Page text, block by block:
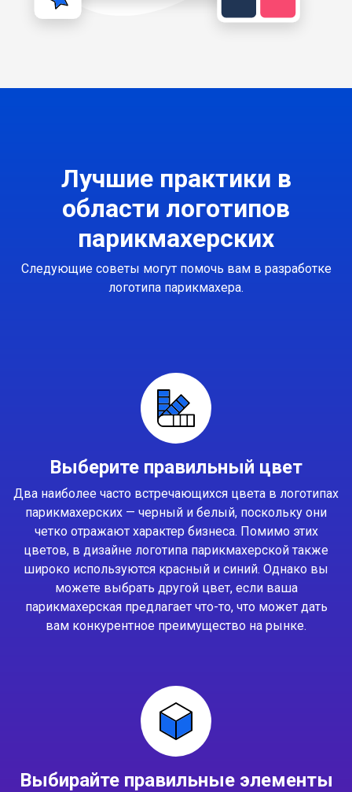
Лучшие практики в
области логотипов
парикмахерских
Следующие советы могут помочь вам в разработке
логотипа парикмахера.
Выберите правильный цвет
Два наиболее часто встречающихся цвета в логотипах
парикмахерских — черный и белый, поскольку они
четко отражают характер бизнеса. Помимо этих
цветов, в дизайне логотипа парикмахерской также
широко используются красный и синий. Однако вы
можете выбрать другой цвет, если ваша
парикмахерская предлагает что-то, что может дать
вам конкурентное преимущество на рынке.
Выбирайте правильные элементы